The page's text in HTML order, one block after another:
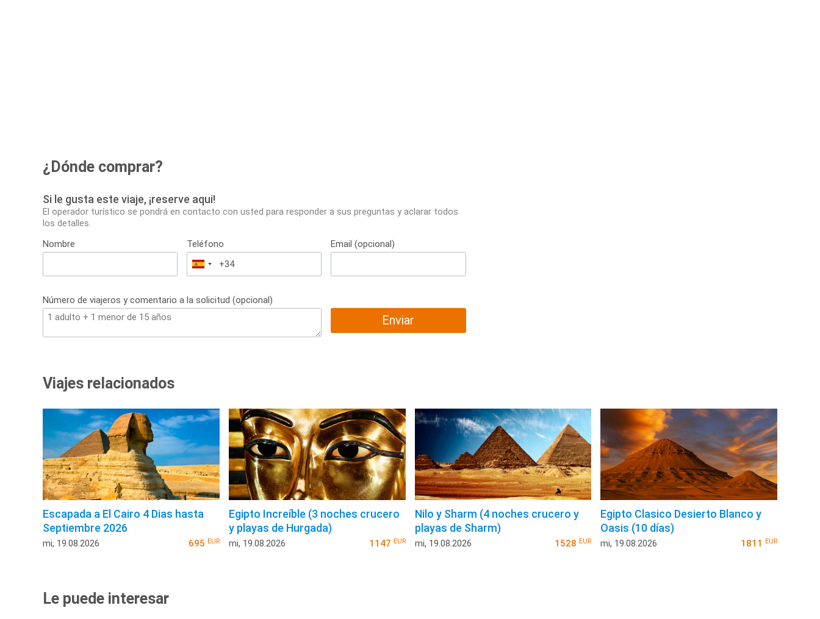
¿Dónde comprar?
Si le gusta este viaje, ¡reserve aqui!
El operador turístico se pondrá en contacto con usted para responder a sus preguntas y aclarar todos
los detalles.
Nombre
Teléfono
España
+34
Email (opcional)
Número de viajeros y comentario a la solicitud (opcional)
Enviar
Viajes relacionados
Escapada a El Cairo 4 Dias hasta
Septiembre 2026
mi, 19.08.2026 695 EUR
Egipto Increíble (3 noches crucero
y playas de Hurgada)
mi, 19.08.2026 1147 EUR
Nilo y Sharm (4 noches crucero y
playas de Sharm)
mi, 19.08.2026 1528EUR
Egipto Clasico Desierto Blanco y
Oasis (10 días)
mi, 19.08.2026 1811 EUR
Le puede interesar